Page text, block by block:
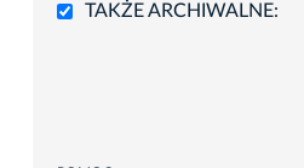
TAKŻE ARCHIWALNE: